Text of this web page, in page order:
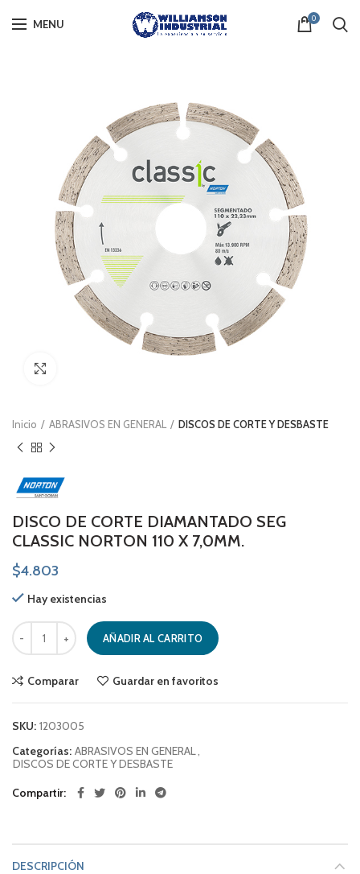
MENU 0
Inicio ABRASIVOS EN GENERAL DISCOS DE CORTE Y DESBASTE
DISCO DE CORTE DIAMANTADO SEG
CLASSIC NORTON 110 X 7,0MM.
$4.803
Hay existencias
DISCO DE CORTE DIAMANTADO SEG CLASSIC NORTON 110 X 7,0MM.
AÑADIR AL CARRITO
Comparar Guardar en favoritos
SKU: 1203005
Categorías: ABRASIVOS EN GENERAL,
DISCOS DE CORTE Y DESBASTE
Compartir
DESCRIPCIÓN